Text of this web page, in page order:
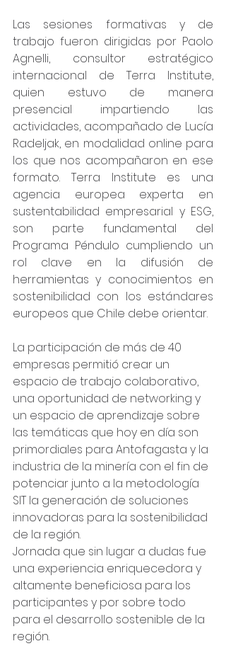
Las sesiones formativas y de
trabajo fueron dirigidas por Paolo
Agnelli, consultor estratégico
internacional de Terra Institute,
quien estuvo de manera
presencial impartiendo las
actividades, acompañado de Lucía
Radeljak, en modalidad online para
los que nos acompañaron en ese
formato. Terra Institute es una
agencia europea experta en
sustentabilidad empresarial y ESG,
son parte fundamental del
Programa Péndulo cumpliendo un
rol clave en la difusión de
herramientas y conocimientos en
sostenibilidad con los estándares
europeos que Chile debe orientar.
La participación de más de 40
empresas permitió crear un
espacio de trabajo colaborativo,
una oportunidad de networking y
un espacio de aprendizaje sobre
las temáticas que hoy en día son
primordiales para Antofagasta y la
industria de la minería con el fin de
potenciar junto a la metodología
SIT la generación de soluciones
innovadoras para la sostenibilidad
de la región.
Jornada que sin lugar a dudas fue
una experiencia enriquecedora y
altamente beneficiosa para los
participantes y por sobre todo
para el desarrollo sostenible de la
región.